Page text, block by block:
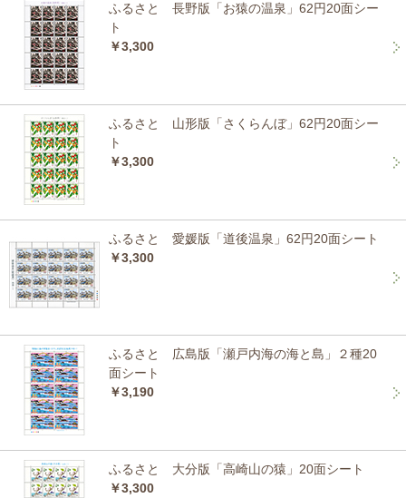
ふるさと 長野版「お猿の温泉」62円20面シー
ト
￥3,300
ふるさと 山形版「さくらんぼ」62円20面シー
ト
￥3,300
ふるさと 愛媛版「道後温泉」62円20面シート
￥3,300
ふるさと 広島版「瀬戸内海の海と島」２種20
面シート
￥3,190
ふるさと 大分版「高崎山の猿」20面シート
￥3,300